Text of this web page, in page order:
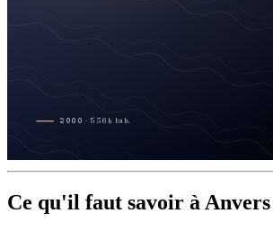
2000 · 536 k hab.
Ce qu'il faut savoir à Anvers